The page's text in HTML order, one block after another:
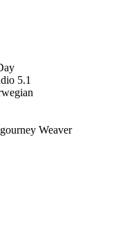
5.1
Weaver